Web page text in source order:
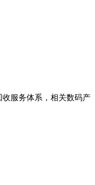
服务体系，相关数码产